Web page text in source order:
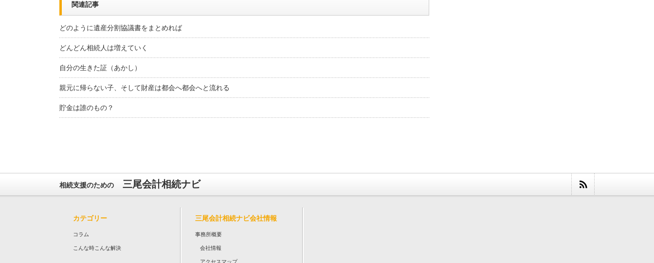
関連記事
どのように遺産分割協議書をまとめれば
どんどん相続人は増えていく
自分の生きた証（あかし）
親元に帰らない子、そして財産は都会へ都会へと流れる
貯金は誰のもの？
相続支援のための 三尾会計相続ナビ
カテゴリー
コラム
こんな時こんな解決
三尾会計相続ナビ会社情報
事務所概要
会社情報
アクセスマップ